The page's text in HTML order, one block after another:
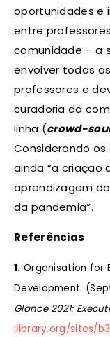
oportunidades e
entre
comunidade – a
envolver todas
professores e
curadoria da
linha (crowd-
Considerando
ainda “a criação
aprendizagem
da pandemia”.
Referências
1. Organisation for
Development.
Glance 2021:
ilibrary.org/sites/